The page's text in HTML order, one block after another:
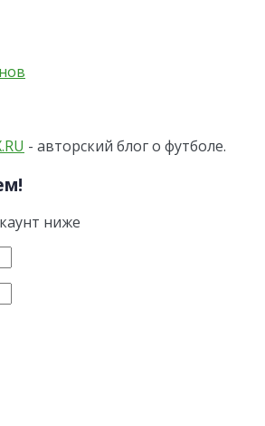
- авторский блог о футболе.
ниже